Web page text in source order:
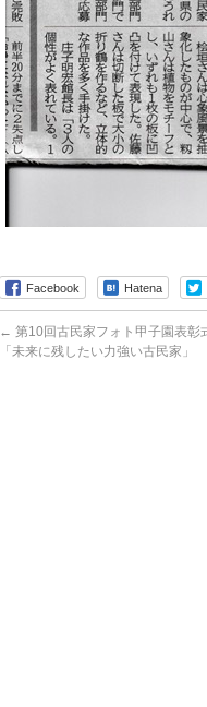
Facebook Hatena
← 第10回古民家フォト甲子園表
「未来に残したい力強い古民家」